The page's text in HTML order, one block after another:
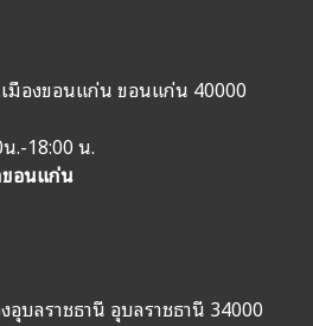
มืองขอนแก่น ขอนแก่น 40000
.-18:00 น.
ขอนแก่น
บลราชธานี อุบลราชธานี 34000